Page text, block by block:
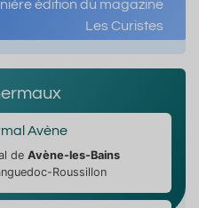
édition du magazine
Les Curistes
Avène
de Avène-les-Bains
Roussillon